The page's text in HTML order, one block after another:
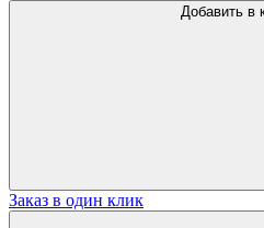
Заказ в один клик